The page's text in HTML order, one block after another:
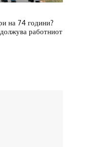
на 74 години?
работниот